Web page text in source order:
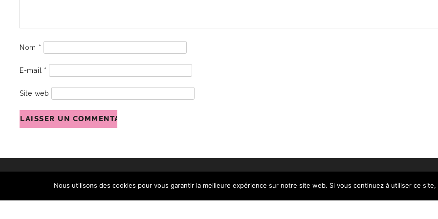
Nom *
E-mail *
Site web
Nous utilisons des cookies pour vous garantir la meilleure expérience sur notre site web. Si vous continuez à utiliser ce